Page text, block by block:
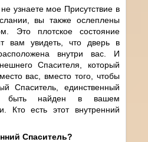
узнаете мое Присутствие в
вы также ослеплены
Это плотское состояние
вам увидеть, что дверь в
внутри вас. И
Спасителя, который
вас, вместо того, чтобы
Спаситель, единственный
быть найден в вашем
Кто есть этот внутренний
Спаситель?